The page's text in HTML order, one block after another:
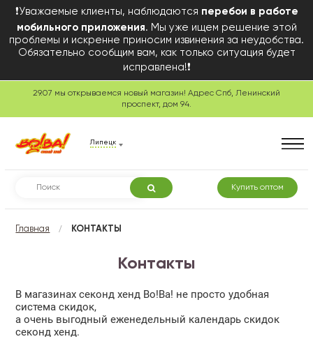
❗Уважаемые клиенты, наблюдаются перебои в работе
мобильного приложения. Мы уже ищем решение этой
проблемы и искренне приносим извинения за неудобства.
Обязательно сообщим вам, как только ситуация будет
исправлена!❗
29.07 мы открываемся новый магазин! Адрес Спб, Ленинский
проспект, дом 94.
Липецк
Купить оптом
Главная / КОНТАКТЫ
Контакты
В магазинах секонд хенд Во!Ва! не просто удобная
система скидок,
а очень выгодный еженедельный календарь скидок
секонд хенд.